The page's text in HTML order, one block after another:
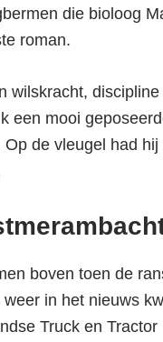
die bioloog
roman.
wilskracht, discipline
een mooi
de vleugel had hij
boven toen de
in het nieuws
Truck en Tractor